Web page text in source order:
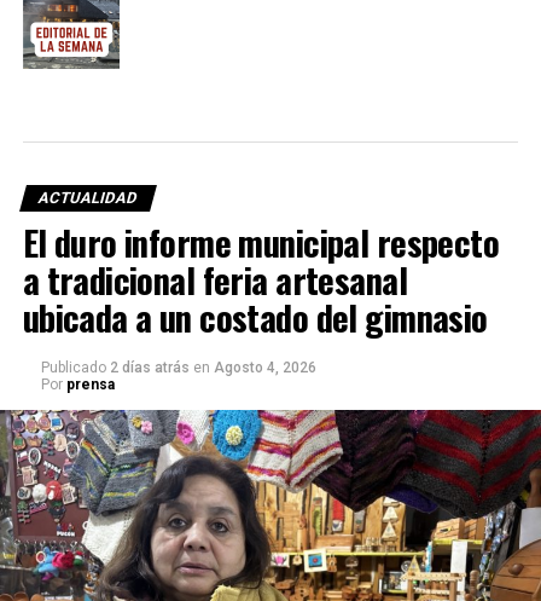
ACTUALIDAD
El duro informe municipal respecto
a tradicional feria artesanal
ubicada a un costado del gimnasio
Publicado 2 días atrás en Agosto 4, 2026
Por prensa